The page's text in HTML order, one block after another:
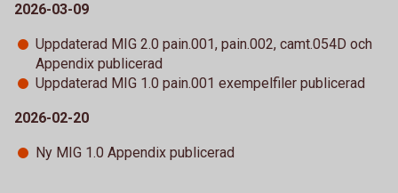
2026-03-09
Uppdaterad MIG 2.0 pain.001, pain.002, camt.054D och
Appendix publicerad
Uppdaterad MIG 1.0 pain.001 exempelfiler publicerad
2026-02-20
Ny MIG 1.0 Appendix publicerad